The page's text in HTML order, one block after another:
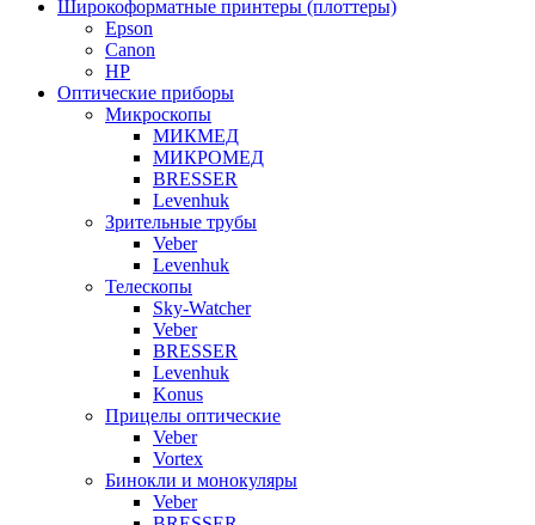
Широкоформатные принтеры (плоттеры)
Epson
Canon
HP
Оптические приборы
Микроскопы
МИКМЕД
МИКРОМЕД
BRESSER
Levenhuk
Зрительные трубы
Veber
Levenhuk
Телескопы
Sky-Watcher
Veber
BRESSER
Levenhuk
Konus
Прицелы оптические
Veber
Vortex
Бинокли и монокуляры
Veber